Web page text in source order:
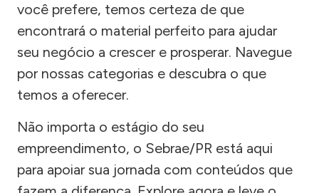
você prefere, temos certeza de que
encontrará o material perfeito para ajudar
seu negócio a crescer e prosperar. Navegue
por nossas categorias e descubra o que
temos a oferecer.
Não importa o estágio do seu
empreendimento, o Sebrae/PR está aqui
para apoiar sua jornada com conteúdos que